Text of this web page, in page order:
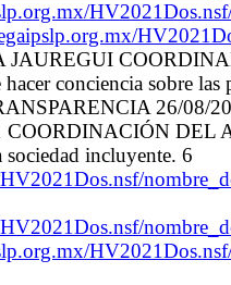
conciencia sobre
26/08/
DEL
incluyente. 6
HV2021Dos.nsf/